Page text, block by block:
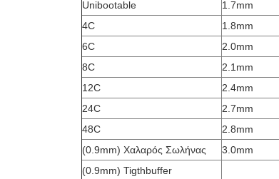
Unibootable
1.7mm
4C
1.8mm
6C
2.0mm
8C
2.1mm
12C
2.4mm
24C
2.7mm
48C
2.8mm
(0.9mm) Χαλαρός Σωλήνας
3.0mm
(0.9mm) Tigthbuffer